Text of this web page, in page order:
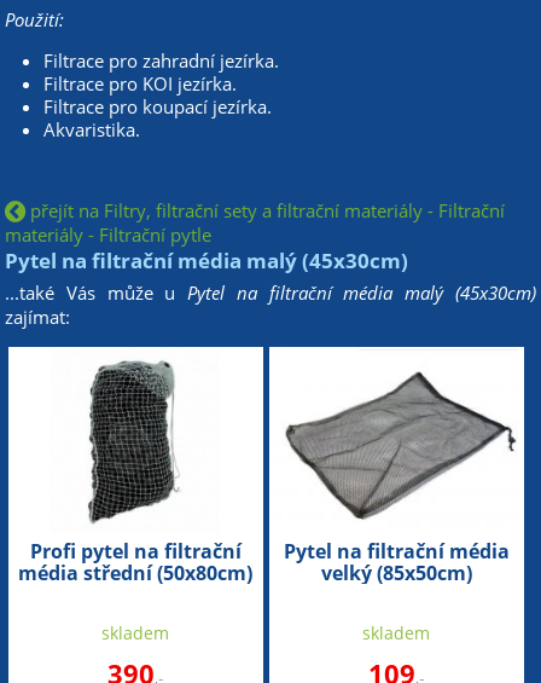
Použití:
Filtrace pro zahradní jezírka.
Filtrace pro KOI jezírka.
Filtrace pro koupací jezírka.
Akvaristika.
přejít na Filtry, filtrační sety a filtrační materiály - Filtrační
materiály - Filtrační pytle
Pytel na filtrační média malý (45x30cm)
...také Vás může u Pytel na filtrační média malý (45x30cm)
zajímat:
Profi pytel na filtrační
média střední (50x80cm)
skladem
390,-
Pytel na filtrační média
velký (85x50cm)
skladem
109,-